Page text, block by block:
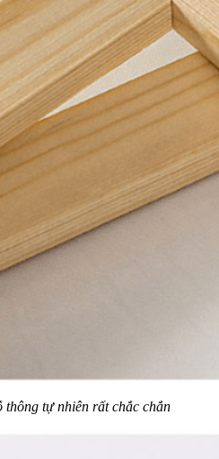
tự nhiên rất chắc chắn